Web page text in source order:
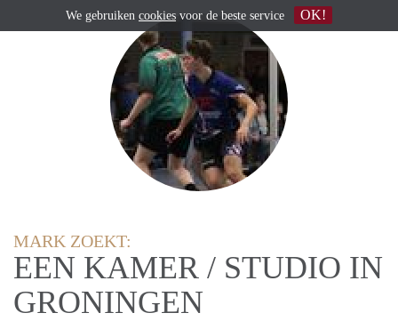
MARK ZOEKT:
EEN KAMER / STUDIO IN
GRONINGEN
We gebruiken cookies voor de beste service OK!